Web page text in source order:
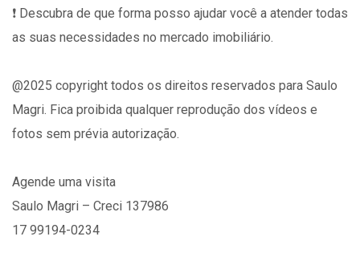
❗️ Descubra de que forma posso ajudar você a atender todas
as suas necessidades no mercado imobiliário.
@2025 copyright todos os direitos reservados para Saulo
Magri. Fica proibida qualquer reprodução dos vídeos e
fotos sem prévia autorização.
Agende uma visita
Saulo Magri – Creci 137986
17 99194-0234